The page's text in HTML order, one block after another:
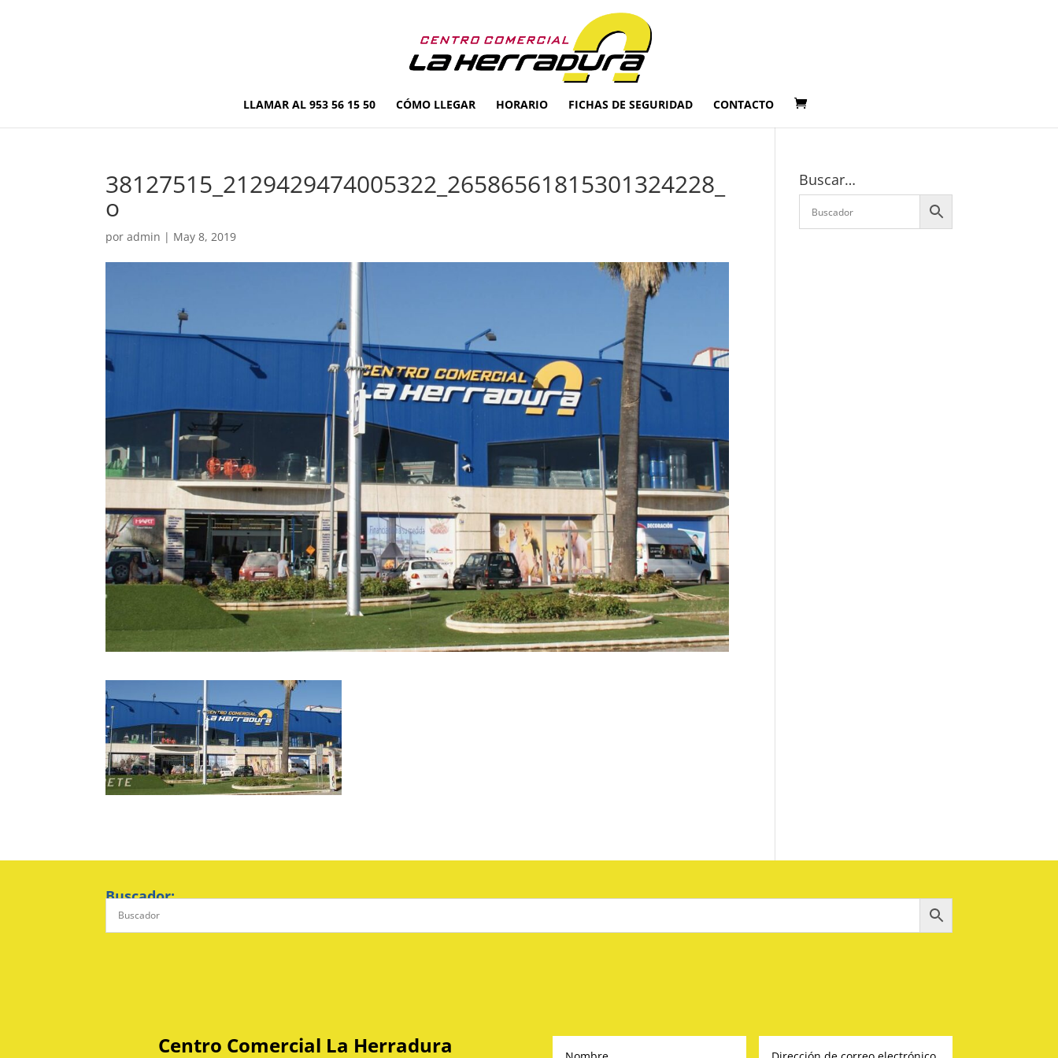
LLAMAR AL 953 56 15 50 CÓMO LLEGAR HORARIO FICHAS DE SEGURIDAD CONTACTO
38127515_2129429474005322_26586561815301324228_
o
poradmin | May 8, 2019
Buscar…
Buscador:
Centro Comercial La Herradura